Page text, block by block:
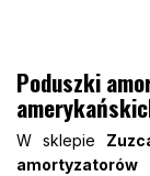
Poduszki
W sklepie
amortyzatorów